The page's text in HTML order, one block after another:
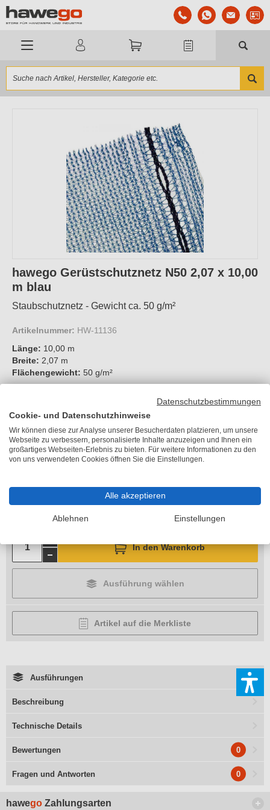
hawego Gerüstschutznetz N50 2,07 x 10,00
m blau
Staubschutznetz - Gewicht ca. 50 g/m²
Artikelnummer: HW-11136
Länge: 10,00 m
Breite: 2,07 m
Flächengewicht: 50 g/m²
14,90 € je Stück
inkl. MwSt.
zzgl. 11,90 €Versandkosten
Bitte wählen
In den Warenkorb
Ausführung wählen
Artikel auf die Merkliste
Ausführungen
Beschreibung
Technische Details
Bewertungen 0
Fragen und Antworten 0
hawego Zahlungsarten
Datenschutzbestimmungen
Cookie- und Datenschutzhinweise
Wir können diese zur Analyse unserer Besucherdaten platzieren, um unsere
Webseite zu verbessern, personalisierte Inhalte anzuzeigen und Ihnen ein
großartiges Webseiten-Erlebnis zu bieten. Für weitere Informationen zu den
von uns verwendeten Cookies öffnen Sie die Einstellungen.
Alle akzeptieren
Ablehnen Einstellungen